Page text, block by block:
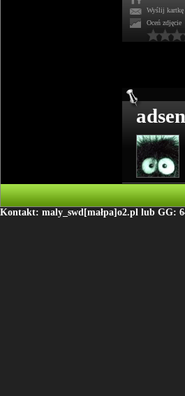
Wyślij kartkę
Oceń zdjęcie
Kontakt: maly_swd[małpa]o2.pl lub GG: